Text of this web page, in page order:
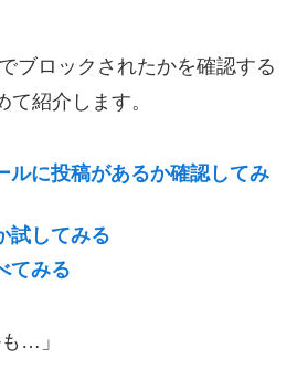
ブロックされたかを確認する
紹介します。
ルに投稿があるか確認してみ
試してみる
てみる
…」